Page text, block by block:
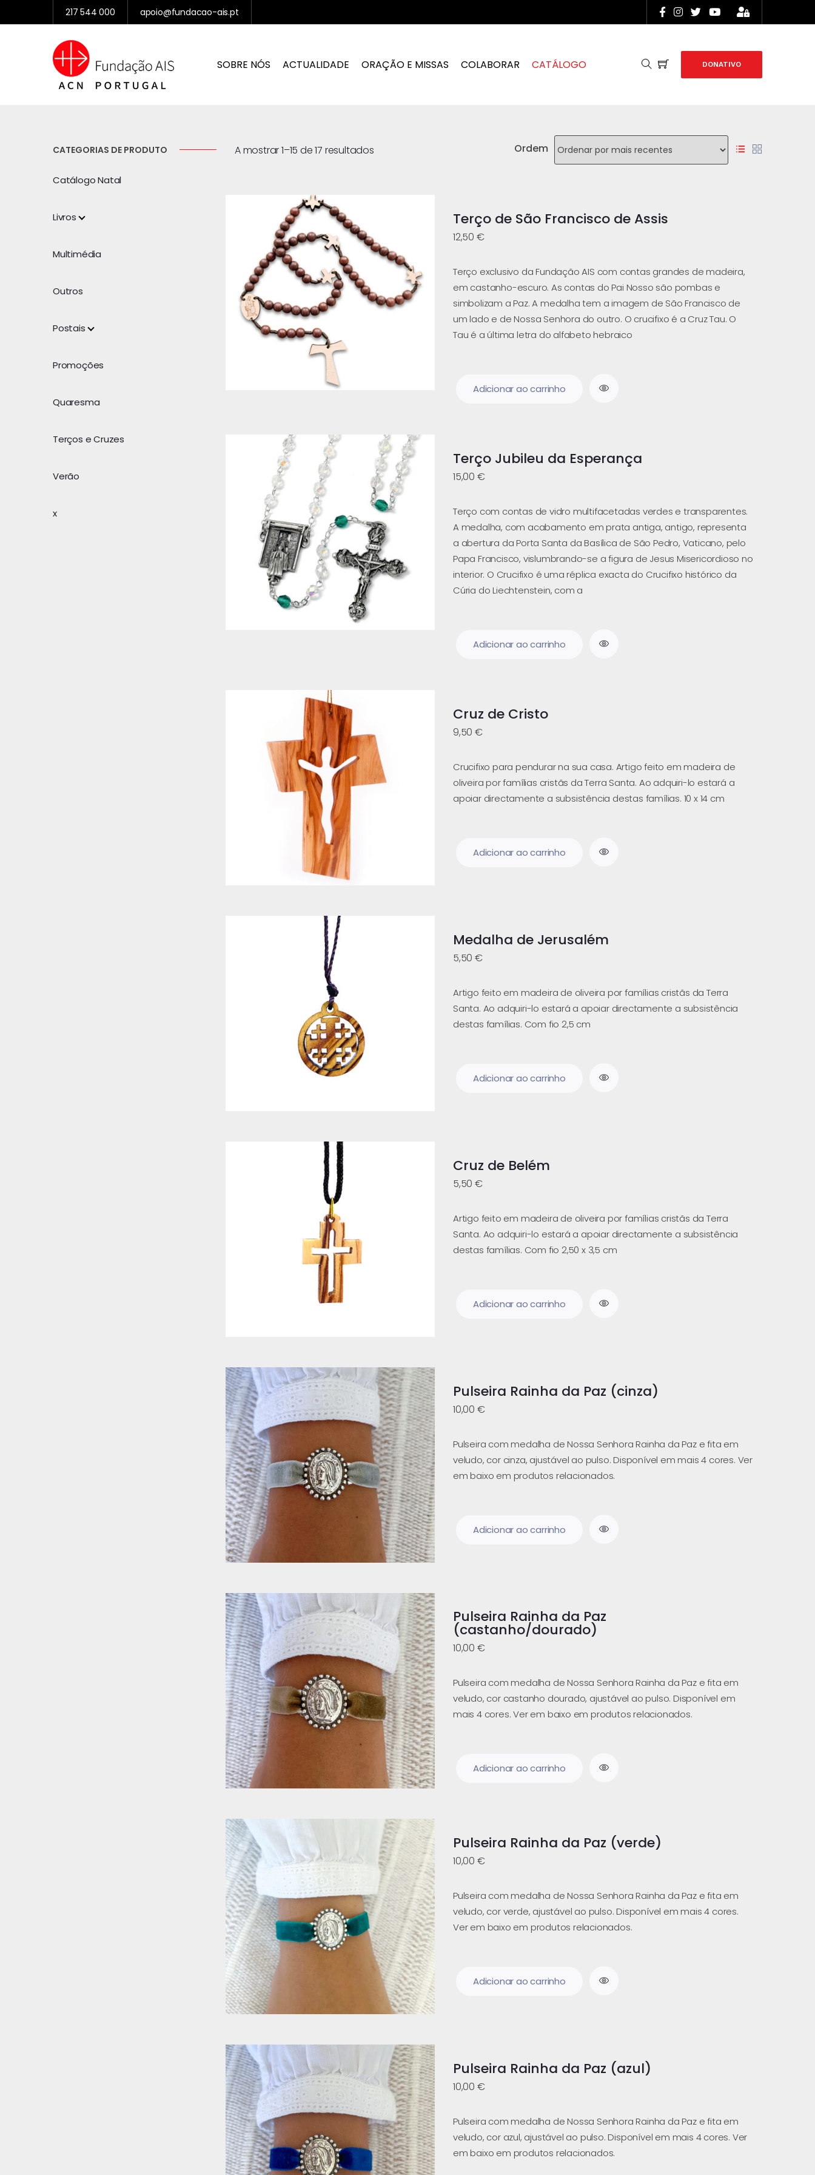
217 544 000 apoio@fundacao-ais.pt
SOBRE NÓS ACTUALIDADE ORAÇÃO E MISSAS COLABORAR CATÁLOGO DONATIVO
A mostrar 1–15 de 17 resultados Ordem
Terço de São Francisco de Assis
12,50 €
Terço exclusivo da Fundação AIS com contas grandes de madeira,
em castanho-escuro. As contas do Pai Nosso são pombas e
simbolizam a Paz. A medalha tem a imagem de São Francisco de
um lado e de Nossa Senhora do outro. O crucifixo é a Cruz Tau. O
Tau é a última letra do alfabeto hebraico
Adicionar ao carrinho
Terço Jubileu da Esperança
15,00 €
Terço com contas de vidro multifacetadas verdes e transparentes.
A medalha, com acabamento em prata antiga, antigo, representa
a abertura da Porta Santa da Basílica de São Pedro, Vaticano, pelo
Papa Francisco, vislumbrando-se a figura de Jesus Misericordioso no
interior. O Crucifixo é uma réplica exacta do Crucifixo histórico da
Cúria do Liechtenstein, com a
Adicionar ao carrinho
Cruz de Cristo
9,50 €
Crucifixo para pendurar na sua casa. Artigo feito em madeira de
oliveira por famílias cristãs da Terra Santa. Ao adquiri-lo estará a
apoiar directamente a subsistência destas famílias. 10 x 14 cm
Adicionar ao carrinho
Medalha de Jerusalém
5,50 €
Artigo feito em madeira de oliveira por famílias cristãs da Terra
Santa. Ao adquiri-lo estará a apoiar directamente a subsistência
destas famílias. Com fio 2,5 cm
Adicionar ao carrinho
Cruz de Belém
5,50 €
Artigo feito em madeira de oliveira por famílias cristãs da Terra
Santa. Ao adquiri-lo estará a apoiar directamente a subsistência
destas famílias. Com fio 2,50 x 3,5 cm
Adicionar ao carrinho
Pulseira Rainha da Paz (cinza)
10,00 €
Pulseira com medalha de Nossa Senhora Rainha da Paz e fita em
veludo, cor cinza, ajustável ao pulso. Disponível em mais 4 cores. Ver
em baixo em produtos relacionados.
Adicionar ao carrinho
Pulseira Rainha da Paz
(castanho/dourado)
10,00 €
Pulseira com medalha de Nossa Senhora Rainha da Paz e fita em
veludo, cor castanho dourado, ajustável ao pulso. Disponível em
mais 4 cores. Ver em baixo em produtos relacionados.
Adicionar ao carrinho
Pulseira Rainha da Paz (verde)
10,00 €
Pulseira com medalha de Nossa Senhora Rainha da Paz e fita em
veludo, cor verde, ajustável ao pulso. Disponível em mais 4 cores.
Ver em baixo em produtos relacionados.
Adicionar ao carrinho
Pulseira Rainha da Paz (azul)
10,00 €
Pulseira com medalha de Nossa Senhora Rainha da Paz e fita em
veludo, cor azul, ajustável ao pulso. Disponível em mais 4 cores. Ver
em baixo em produtos relacionados.
CATEGORIAS DE PRODUTO
Catálogo Natal
Livros
Multimédia
Outros
Postais
Promoções
Quaresma
Terços e Cruzes
Verão
x